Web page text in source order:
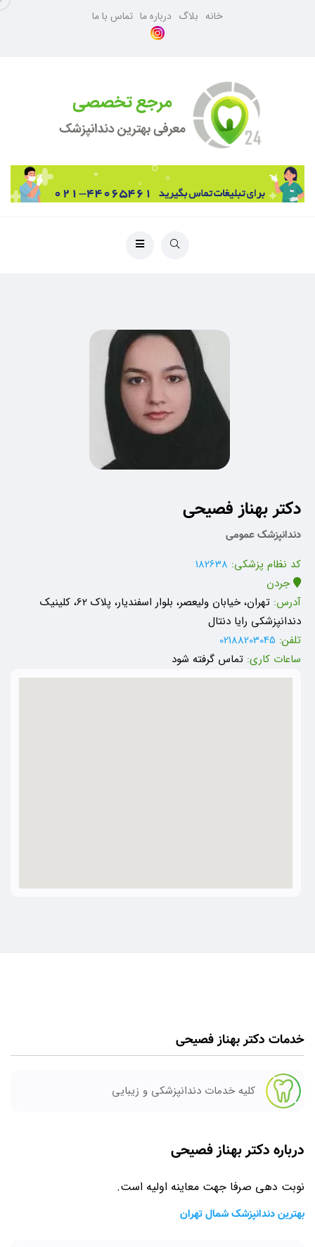
خانه بلاگ درباره ما تماس با ما
دکتر بهناز فصیحی
دندانپزشک عمومی
کد نظام پزشکی: 182638
جردن
آدرس:
تهران، خیابان ولیعصر، بلوار اسفندیار، پلاک 62، کلینیک
دندانپزشکی رایا دنتال
تلفن: 02188203045
ساعات کاری: تماس گرفته شود
خدمات دکتر بهناز فصیحی
کلیه خدمات دندانپزشکی و زیبایی
درباره دکتر بهناز فصیحی
نوبت دهی صرفا جهت معاینه اولیه است.
بهترین دندانپزشک شمال تهران